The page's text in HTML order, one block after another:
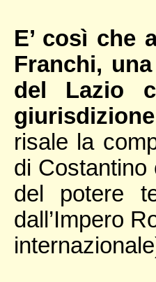
E’ così che
Franchi,
del Lazio
risale la
di Costantino
del potere
dall’Impero